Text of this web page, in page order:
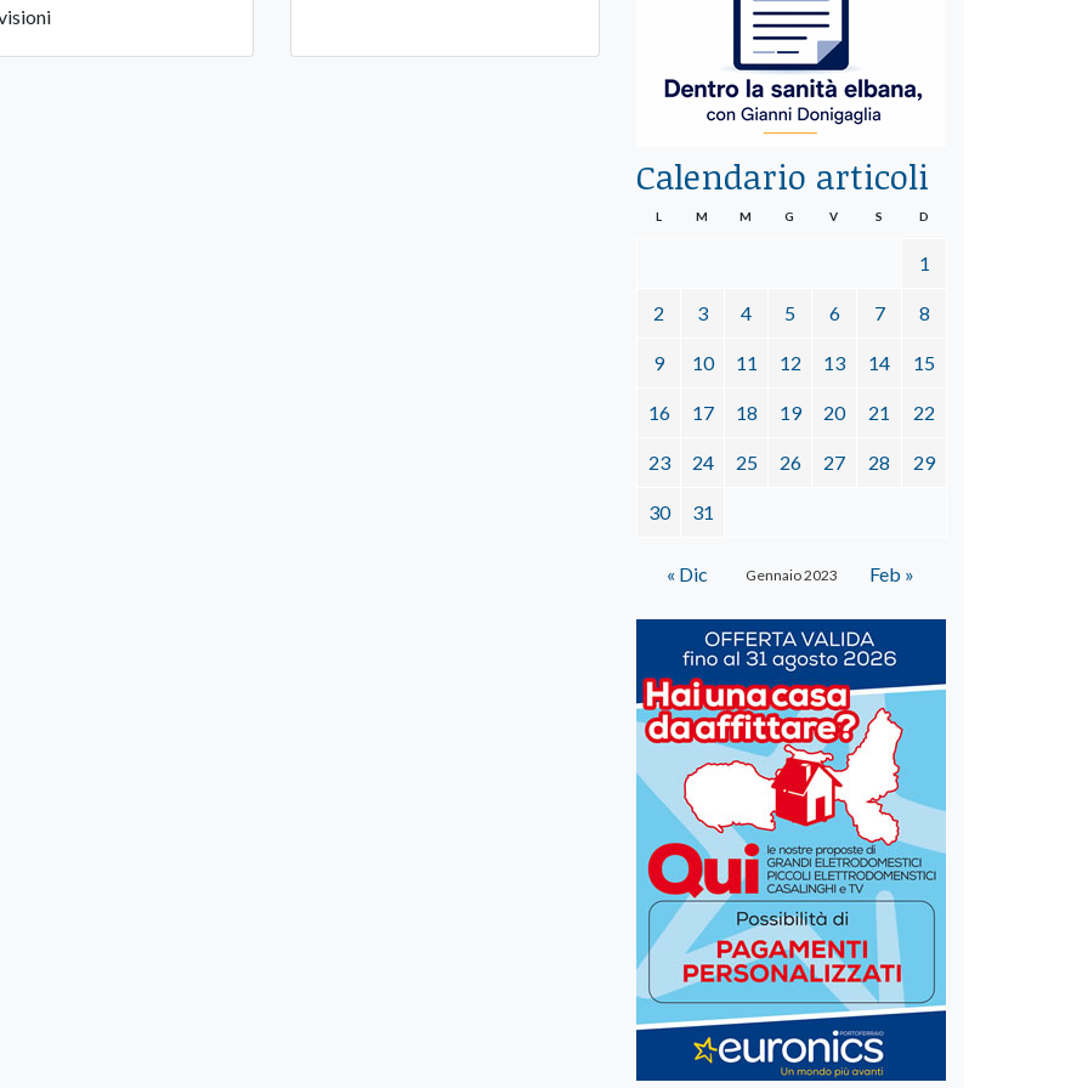
Calendario articoli
Gennaio 2023
L M M G V S D
1
2 3 4 5 6 7 8
9 10 11 12 13 14 15
16 17 18 19 20 21 22
23 24 25 26 27 28 29
30 31
« Dic Feb »